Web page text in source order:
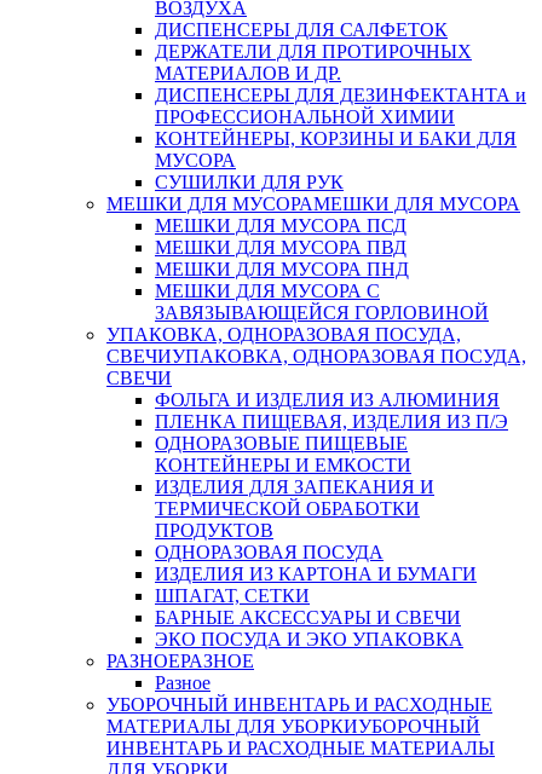
ВОЗДУХА
ДИСПЕНСЕРЫ ДЛЯ САЛФЕТОК
ДЕРЖАТЕЛИ ДЛЯ ПРОТИРОЧНЫХ
МАТЕРИАЛОВ И ДР.
ДИСПЕНСЕРЫ ДЛЯ ДЕЗИНФЕКТАНТА и
ПРОФЕССИОНАЛЬНОЙ ХИМИИ
КОНТЕЙНЕРЫ, КОРЗИНЫ И БАКИ ДЛЯ
МУСОРА
СУШИЛКИ ДЛЯ РУК
МЕШКИ ДЛЯ МУСОРАМЕШКИ ДЛЯ МУСОРА
МЕШКИ ДЛЯ МУСОРА ПСД
МЕШКИ ДЛЯ МУСОРА ПВД
МЕШКИ ДЛЯ МУСОРА ПНД
МЕШКИ ДЛЯ МУСОРА С
ЗАВЯЗЫВАЮЩЕЙСЯ ГОРЛОВИНОЙ
УПАКОВКА, ОДНОРАЗОВАЯ ПОСУДА,
СВЕЧИУПАКОВКА, ОДНОРАЗОВАЯ ПОСУДА,
СВЕЧИ
ФОЛЬГА И ИЗДЕЛИЯ ИЗ АЛЮМИНИЯ
ПЛЕНКА ПИЩЕВАЯ, ИЗДЕЛИЯ ИЗ П/Э
ОДНОРАЗОВЫЕ ПИЩЕВЫЕ
КОНТЕЙНЕРЫ И ЕМКОСТИ
ИЗДЕЛИЯ ДЛЯ ЗАПЕКАНИЯ И
ТЕРМИЧЕСКОЙ ОБРАБОТКИ
ПРОДУКТОВ
ОДНОРАЗОВАЯ ПОСУДА
ИЗДЕЛИЯ ИЗ КАРТОНА И БУМАГИ
ШПАГАТ, СЕТКИ
БАРНЫЕ АКСЕССУАРЫ И СВЕЧИ
ЭКО ПОСУДА И ЭКО УПАКОВКА
РАЗНОЕРАЗНОЕ
Разное
УБОРОЧНЫЙ ИНВЕНТАРЬ И РАСХОДНЫЕ
МАТЕРИАЛЫ ДЛЯ УБОРКИУБОРОЧНЫЙ
ИНВЕНТАРЬ И РАСХОДНЫЕ МАТЕРИАЛЫ
ДЛЯ УБОРКИ